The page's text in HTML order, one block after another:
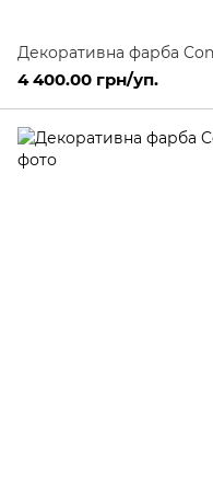
Декоративна фарба
4 400.00 грн/уп.